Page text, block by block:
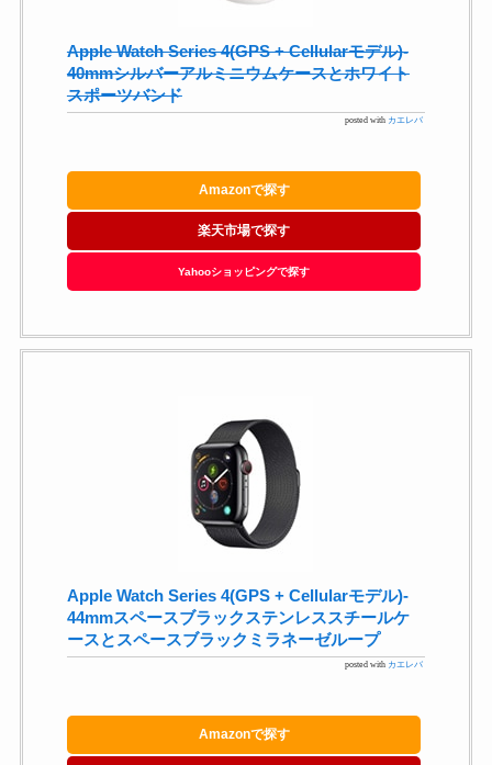
Apple Watch Series 4(GPS + Cellularモデル)-
40mmシルバーアルミニウムケースとホワイト
スポーツバンド
posted with カエレバ
Amazonで探す
楽天市場で探す
Yahooショッピングで探す
Apple Watch Series 4(GPS + Cellularモデル)-
44mmスペースブラックステンレススチールケ
ースとスペースブラックミラネーゼループ
posted with カエレバ
Amazonで探す